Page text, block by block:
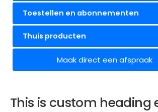
Toestellen en abonnementen
Thuis producten
Maak direct een afspraak
This is custom heading